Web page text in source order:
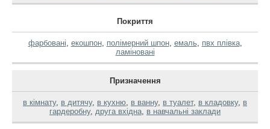
Покриття
фарбовані, екошпон, полімерний шпон, емаль, пвх плівка,
ламіновані
Призначення
в кімнату, в дитячу, в кухню, в ванну, в туалет, в кладовку, в
гардеробну, друга вхідна, в навчальні заклади